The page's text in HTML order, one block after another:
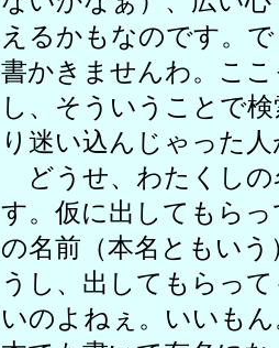
えるかもなのです。
書かきませんわ。こ
し、そういうことで
り迷い込んじゃった
どうせ、わたくしの
す。仮に出してもら
の名前（本名ともい
うし、出してもらっ
いのよねぇ。いいも